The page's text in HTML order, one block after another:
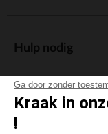
Ga door zonder
Kraak in
!
Hulp nodig